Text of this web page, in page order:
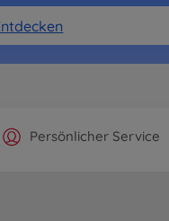
Offizieller Hersteller Shop
Persönlicher Service
Versandkostenfrei ab 25€
Schnelle Lieferung